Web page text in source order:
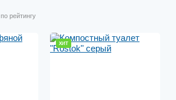
по рейтингу
ХИТ